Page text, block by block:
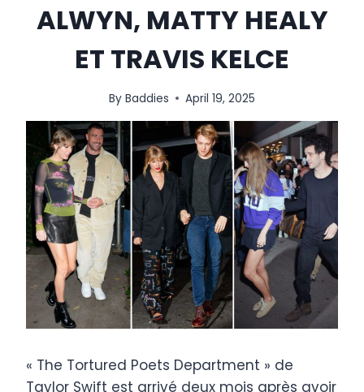
ALWYN, MATTY HEALY
ET TRAVIS KELCE
By Baddies April 19, 2025
« The Tortured Poets Department » de
Taylor Swift est arrivé deux mois après avoir